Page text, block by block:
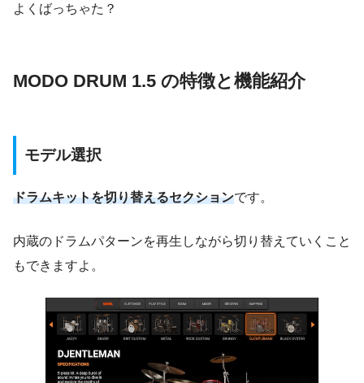
よくばっちゃた？
MODO DRUM 1.5 の特徴と機能紹介
モデル選択
ドラムキットを切り替えるセクションです。
内蔵のドラムパターンを再生しながら切り替えていくこと
もできますよ。